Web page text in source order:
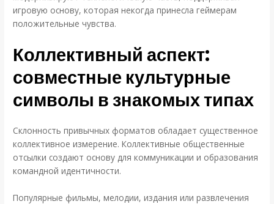
игровую основу, которая некогда принесла геймерам
положительные чувства.
Коллективный аспект:
совместные культурные
символы в знакомых типах
Склонность привычных форматов обладает существенное
коллективное измерение. Коллективные общественные
отсылки создают основу для коммуникации и образования
командной идентичности.
Популярные фильмы, мелодии, издания или развлечения